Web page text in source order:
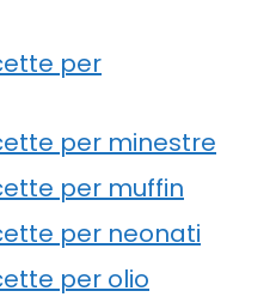
per
per minestre
per muffin
per neonati
per olio